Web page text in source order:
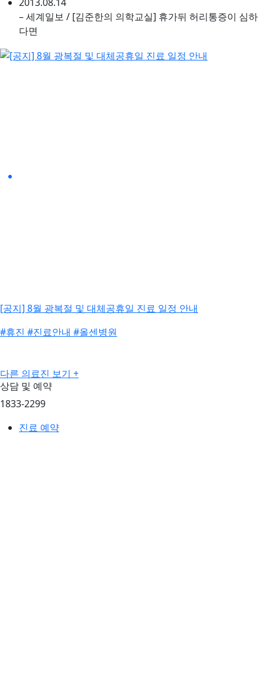
– 세계일보 / [김준한의 의학교실] 휴가뒤 허리통증이 심하
다면
[공지] 8월 광복절 및 대체공휴일 진료 일정 안내
#휴진 #진료안내 #올센병원
다른 의료진 보기 +
상담 및 예약
1833-2299
진료 예약